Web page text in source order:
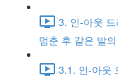
3. 인-아웃
멈춘 후 같은 발
3.1. 인-아웃